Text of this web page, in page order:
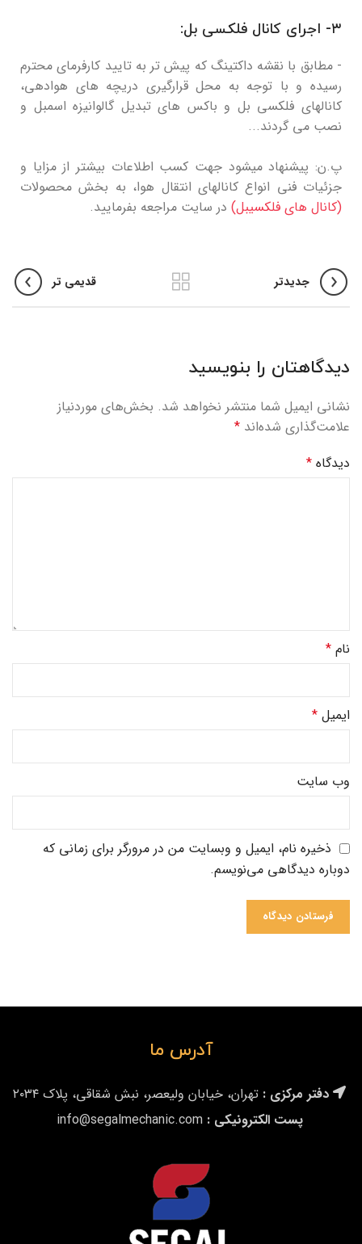
۳- اجرای کانال فلکسی بل:
- مطابق با نقشه داکتینگ که پیش تر به تایید کارفرمای محترم
رسیده و با توجه به محل قرارگیری دریچه های هوادهی،
کانالهای فلکسی بل و باکس های تبدیل گالوانیزه اسمبل و
نصب می گردند...
پ.ن: پیشنهاد میشود جهت کسب اطلاعات بیشتر از مزایا و
جزئیات فنی انواع کانالهای انتقال هوا، به بخش محصولات
(کانال های فلکسیبل) در سایت مراجعه بفرمایید.
جدیدتر قدیمی تر
دیدگاهتان را بنویسید
نشانی ایمیل شما منتشر نخواهد شد. بخش‌های موردنیاز
علامت‌گذاری شده‌اند *
دیدگاه *
نام *
ایمیل *
وب‌ سایت
ذخیره نام، ایمیل و وبسایت من در مرورگر برای زمانی که
دوباره دیدگاهی می‌نویسم.
آدرس ما
دفتر مرکزی : تهران، خیابان ولیعصر، نبش شقاقی، پلاک ۲۰۳۴
پست الکترونیکی :info@segalmechanic.com